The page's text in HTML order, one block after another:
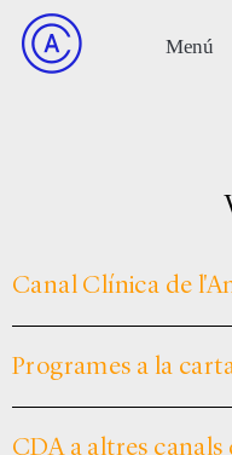
Canal Clínica de
Programes a la
CDA a altres canals